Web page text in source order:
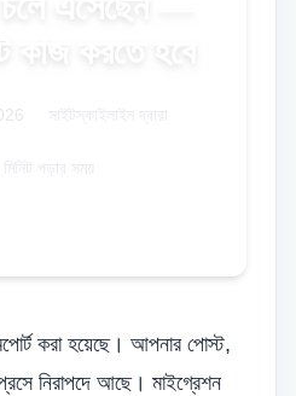
কাজ করতে হবে
সাইটস্কাইলাইন দ্বারা
পড়ার সময়
করা হয়েছে। আপনার পোস্ট,
নিরাপদে আছে। মাইগ্রেশন